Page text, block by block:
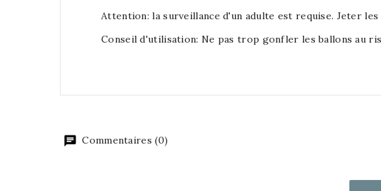
Attention: la surveillance d'un adulte est requise. Jeter
Conseil d'utilisation: Ne pas trop gonfler les ballons au
Commentaires (0)